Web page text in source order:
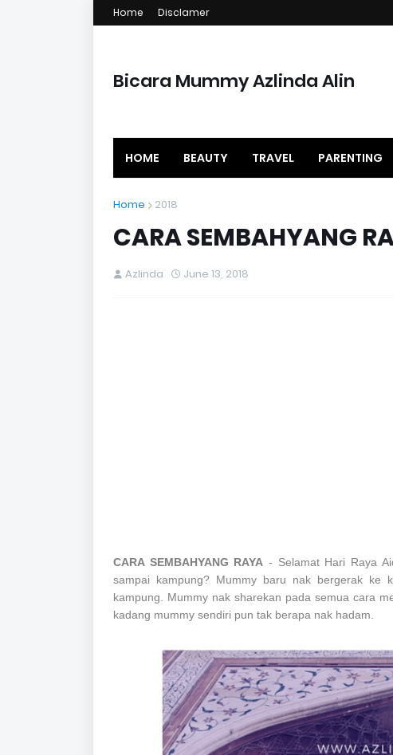
Home Disclamer
Bicara Mummy Azlinda Alin
HOME BEAUTY TRAVEL PARENTING
Home 2018
CARA SEMBAHYANG
Azlinda June 13, 2018
CARA SEMBAHYANG RAYA - Selamat Hari Raya
sampai kampung? Mummy baru nak bergerak ke
kampung. Mummy nak sharekan pada semua cara
kadang mummy sendiri pun tak berapa nak hadam.